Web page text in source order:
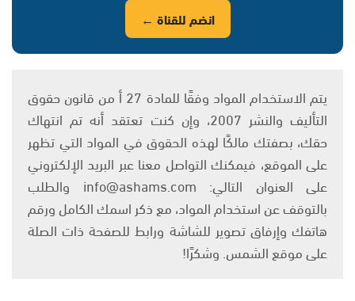
انضم للقناة ←
يتم الاستخدام المواد وفقًا للمادة 27 أ من قانون حقوق
التأليف والنشر 2007، وإن كنت تعتقد أنه تم انتهاك
حقك، بصفتك مالكًا لهذه الحقوق في المواد التي تظهر
على الموقع، فيمكنك التواصل معنا عبر البريد الإلكتروني
على العنوان التالي: info@ashams.com والطلب
بالتوقف عن استخدام المواد، مع ذكر اسمك الكامل ورقم
هاتفك وإرفاق تصوير للشاشة ورابط للصفحة ذات الصلة
على موقع الشمس. وشكرًا!